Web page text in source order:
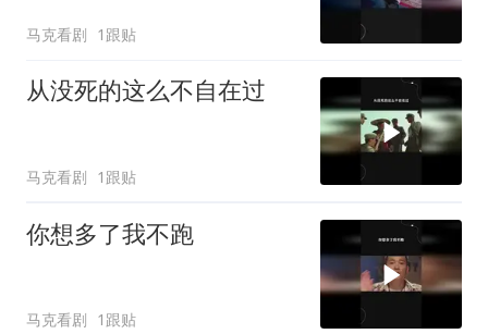
马克看剧 1跟贴
从没死的这么不自在过
马克看剧 1跟贴
你想多了我不跑
马克看剧 1跟贴